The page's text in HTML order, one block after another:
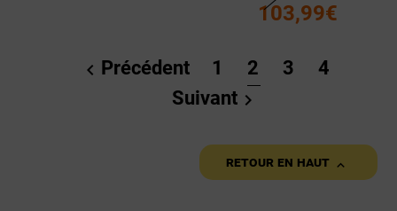
103,99€
 Précédent 1 2 3
4
Suivant
Retour en haut 